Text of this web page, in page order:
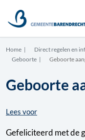
Home Direct regelen en
Geboorte
Geboorte
Geboorte
Lees voor
Gefeliciteerd met de